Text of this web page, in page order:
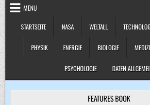
MENU
STARTSEITE
NASA WELTALL
PHYSIK ENERGIE BIOLOGIE
PSYCHOLOGIE DATEN
FEATURES BOOK